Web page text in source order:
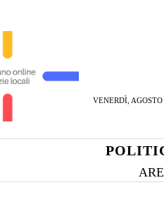
VENERDÌ,